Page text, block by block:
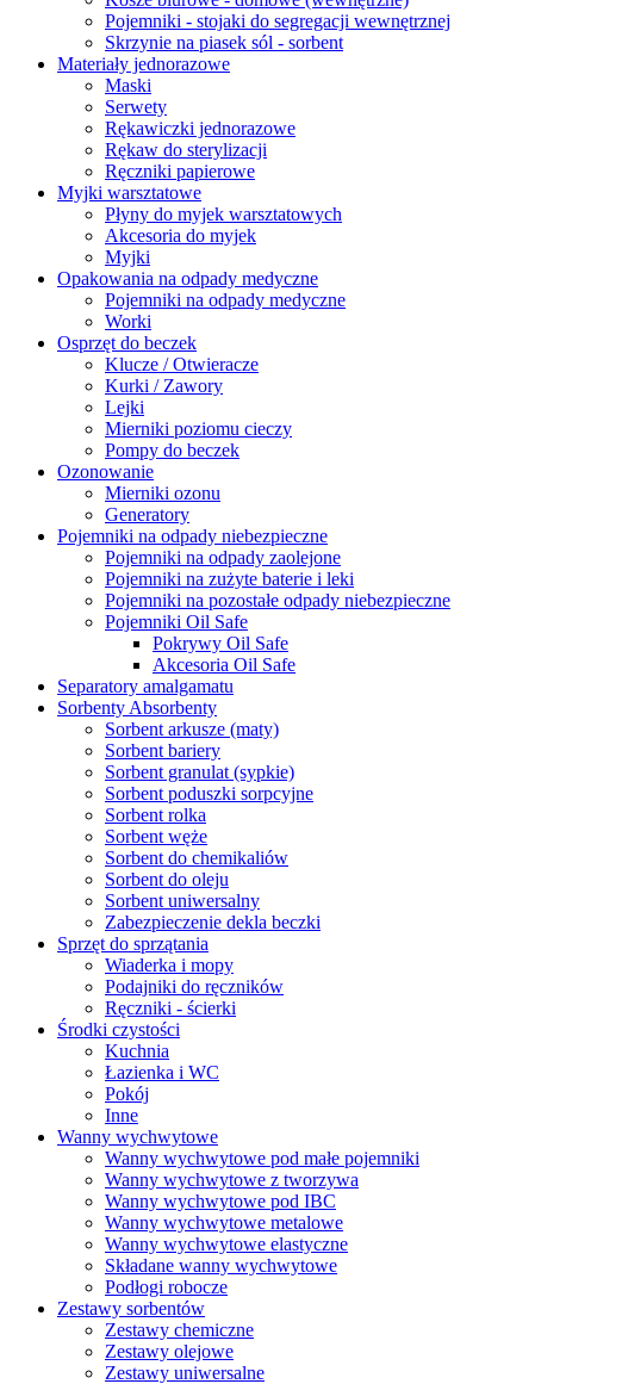
Pojemniki - stojaki do segregacji wewnętrznej
Skrzynie na piasek sól - sorbent
Materiały jednorazowe
Maski
Serwety
Rękawiczki jednorazowe
Rękaw do sterylizacji
Ręczniki papierowe
Myjki warsztatowe
Płyny do myjek warsztatowych
Akcesoria do myjek
Myjki
Opakowania na odpady medyczne
Pojemniki na odpady medyczne
Worki
Osprzęt do beczek
Klucze / Otwieracze
Kurki / Zawory
Lejki
Mierniki poziomu cieczy
Pompy do beczek
Ozonowanie
Mierniki ozonu
Generatory
Pojemniki na odpady niebezpieczne
Pojemniki na odpady zaolejone
Pojemniki na zużyte baterie i leki
Pojemniki na pozostałe odpady niebezpieczne
Pojemniki Oil Safe
Pokrywy Oil Safe
Akcesoria Oil Safe
Separatory amalgamatu
Sorbenty Absorbenty
Sorbent arkusze (maty)
Sorbent bariery
Sorbent granulat (sypkie)
Sorbent poduszki sorpcyjne
Sorbent rolka
Sorbent węże
Sorbent do chemikaliów
Sorbent do oleju
Sorbent uniwersalny
Zabezpieczenie dekla beczki
Sprzęt do sprzątania
Wiaderka i mopy
Podajniki do ręczników
Ręczniki - ścierki
Środki czystości
Kuchnia
Łazienka i WC
Pokój
Inne
Wanny wychwytowe
Wanny wychwytowe pod małe pojemniki
Wanny wychwytowe z tworzywa
Wanny wychwytowe pod IBC
Wanny wychwytowe metalowe
Wanny wychwytowe elastyczne
Składane wanny wychwytowe
Podłogi robocze
Zestawy sorbentów
Zestawy chemiczne
Zestawy olejowe
Zestawy uniwersalne